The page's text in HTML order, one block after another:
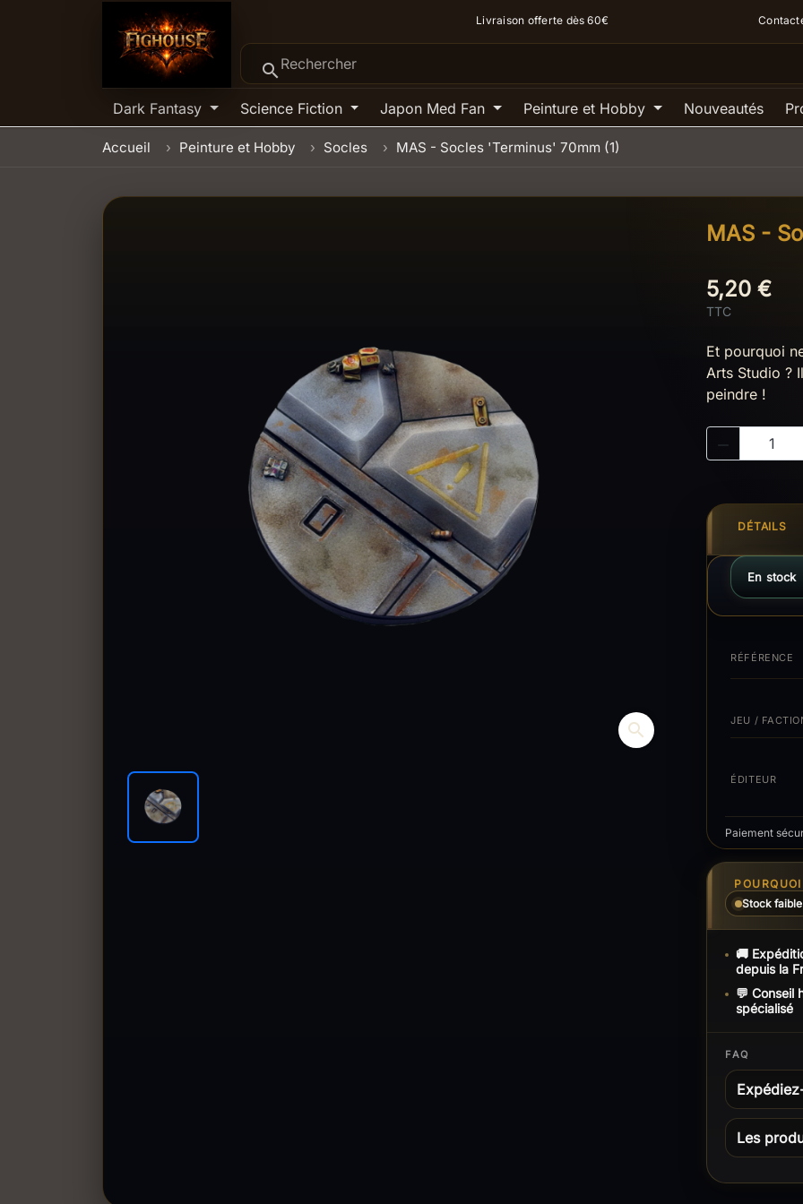
Livraison offerte dès 60€
search
Dark Fantasy Science Fiction Japon Med Fan Peinture et Hobby Nouveautés
Accueil Peinture et Hobby Socles MAS - Socles 'Terminus' 70mm (1)
search
MAS -
5,20 €
TTC
Et pourquoi
Arts Studio ?
peindre !
DÉTAILS
En stock
RÉFÉRENCE
JEU /
ÉDITEUR
Paiement
Stock faible
🚚
depuis la
💬 Conseil
spécialisé
FAQ
Les